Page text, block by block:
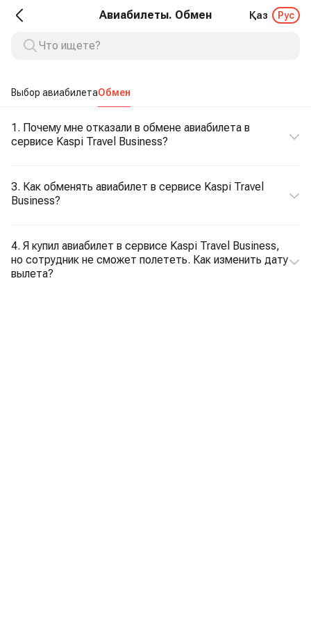
Авиабилеты. Обмен Қаз Рус
Выбор авиабилетаОбмен
1. Почему мне отказали в обмене авиабилета в
сервисе Kaspi Travel Business?
3. Как обменять авиабилет в сервисе Kaspi Travel
Business?
4. Я купил авиабилет в сервисе Kaspi Travel Business,
но сотрудник не сможет полететь. Как изменить дату
вылета?